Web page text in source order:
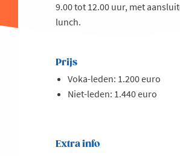
9.00 tot 12.00 uur, met
lunch.
Prijs
Voka-leden: 1.200 euro
Niet-leden: 1.440 euro
Extra info